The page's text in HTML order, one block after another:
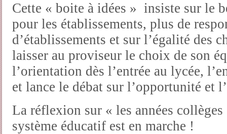
Cette « boite à idées » insiste sur le
pour les établissements, plus de
d’établissements et sur l’égalité des
laisser au proviseur le choix de son
l’orientation dès l’entrée au lycée,
et lance le débat sur l’opportunité et
La réflexion sur « les années
système éducatif est en marche !